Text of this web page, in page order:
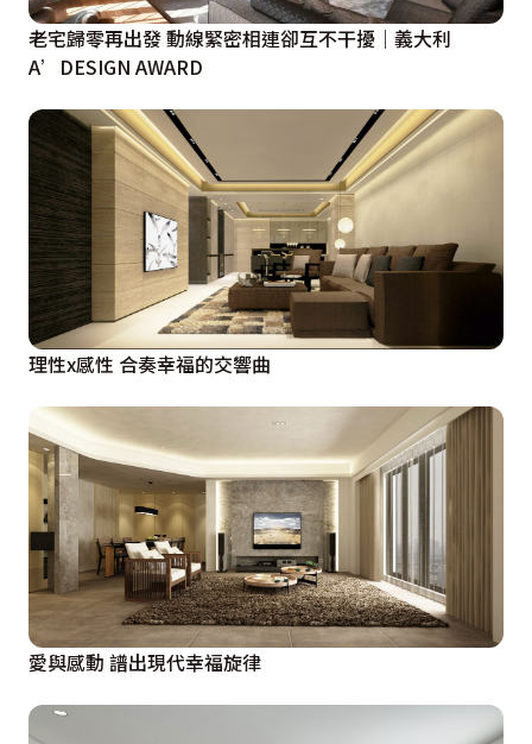
老宅歸零再出發 動線緊密相連卻互不干擾｜義大利
A’DESIGN AWARD
理性x感性 合奏幸福的交響曲
愛與感動 譜出現代幸福旋律